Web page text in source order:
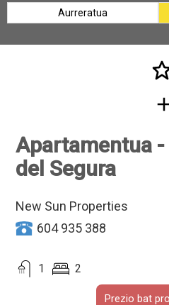
Aurreratua
Apartamentua
del Segura
New Sun Properties
604 935 388
1 2
Prezio bat